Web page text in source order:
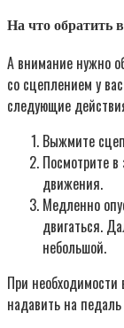
На что обратить
А внимание нужно
со сцеплением у
следующие
Выжмите
Посмотрите в
движения.
Медленно
двигаться.
небольшой.
При
надавить на